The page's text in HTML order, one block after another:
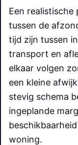
Een realistische
tussen de
tijd zijn tussen
transport en
elkaar volgen
een kleine
stevig schema
ingeplande
woning.